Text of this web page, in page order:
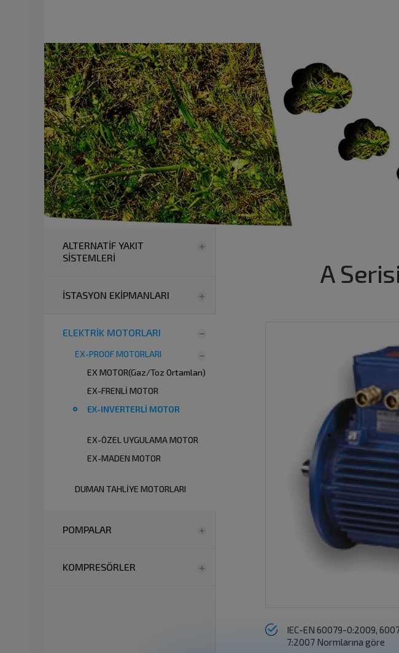
ALTERNATİF YAKIT
SİSTEMLERİ
İSTASYON EKİPMANLARI
ELEKTRİK MOTORLARI
EX-PROOF MOTORLARI
EX MOTOR(Gaz/Toz Ortamları)
EX-FRENLİ MOTOR
EX-INVERTERLİ MOTOR
EX-ÖZEL UYGULAMA MOTOR
EX-MADEN MOTOR
DUMAN TAHLİYE MOTORLARI
POMPALAR
KOMPRESÖRLER
A
IEC-EN 60079-0:2009,
7:2007 Normlarına göre